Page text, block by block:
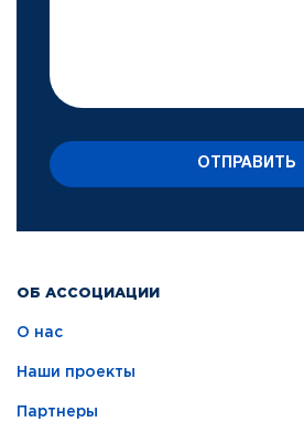
ОБ АССОЦИАЦИИ
О нас
Наши проекты
Партнеры
ОТПРАВИТЬ